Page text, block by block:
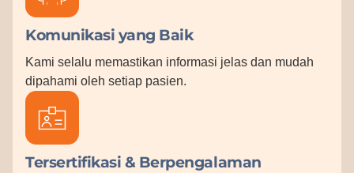
Komunikasi yang Baik
Kami selalu memastikan informasi jelas dan mudah
dipahami oleh setiap pasien.
Tersertifikasi & Berpengalaman